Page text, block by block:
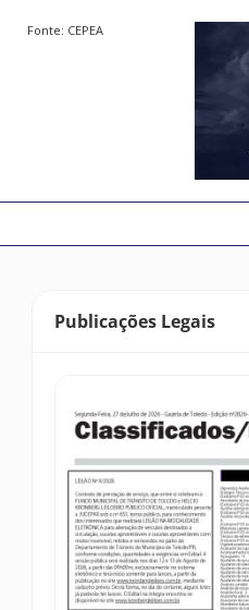
Fonte: CEPEA
Publicações Legais